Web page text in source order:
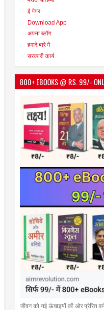
ई पेपर
Download App
अपना ब्लॉग
हमारे बारे में
सरकारी कार्य
800+ EBOOKS @ RS. 99/-
जीवन को नई ऊंचाइयों की ओर प्रेरित